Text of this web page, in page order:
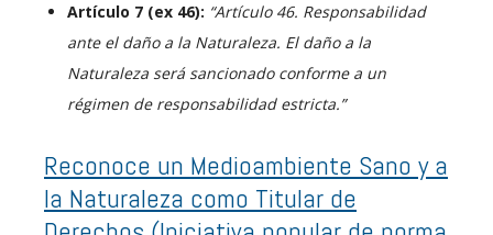
Artículo 7 (ex 46): “Artículo 46. Responsabilidad
ante el daño a la Naturaleza. El daño a la
Naturaleza será sancionado conforme a un
régimen de responsabilidad estricta.”
Reconoce un Medioambiente Sano y a
la Naturaleza como Titular de